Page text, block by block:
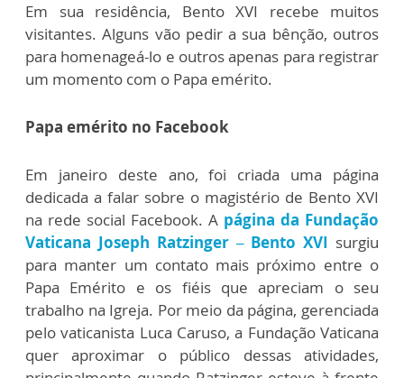
Em sua residência, Bento XVI recebe muitos
visitantes. Alguns vão pedir a sua bênção, outros
para homenageá-lo e outros apenas para registrar
um momento com o Papa emérito.
Papa emérito no Facebook
Em janeiro deste ano, foi criada uma página
dedicada a falar sobre o magistério de Bento XVI
na rede social Facebook. A página da Fundação
Vaticana Joseph Ratzinger – Bento XVI surgiu
para manter um contato mais próximo entre o
Papa Emérito e os fiéis que apreciam o seu
trabalho na Igreja. Por meio da página, gerenciada
pelo vaticanista Luca Caruso, a Fundação Vaticana
quer aproximar o público dessas atividades,